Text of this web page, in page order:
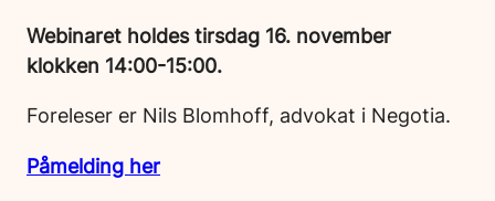
Webinaret holdes tirsdag 16. november
klokken 14:00-15:00.
Foreleser er Nils Blomhoff, advokat i Negotia.
Påmelding her